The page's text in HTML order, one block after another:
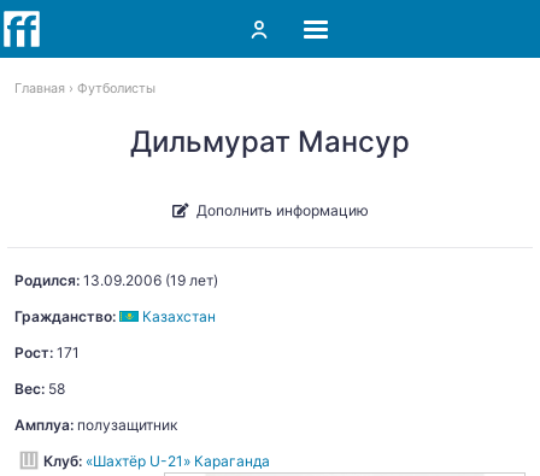
Главная Футболисты
Дильмурат Мансур
Дополнить информацию
Родился: 13.09.2006 (19 лет)
Гражданство:
Казахстан
Рост: 171
Вес: 58
Амплуа: полузащитник
Клуб: «Шахтёр U-21» Караганда